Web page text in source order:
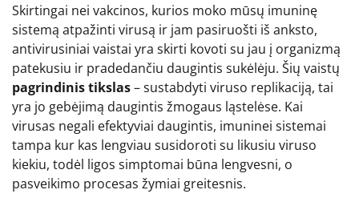
Skirtingai nei vakcinos, kurios moko mūsų imuninę
sistemą atpažinti virusą ir jam pasiruošti iš anksto,
antivirusiniai vaistai yra skirti kovoti su jau į organizmą
patekusiu ir pradedančiu daugintis sukėlėju. Šių vaistų
pagrindinis tikslas– sustabdyti viruso replikaciją, tai
yra jo gebėjimą daugintis žmogaus ląstelėse. Kai
virusas negali efektyviai daugintis, imuninei sistemai
tampa kur kas lengviau susidoroti su likusiu viruso
kiekiu, todėl ligos simptomai būna lengvesni, o
pasveikimo procesas žymiai greitesnis.